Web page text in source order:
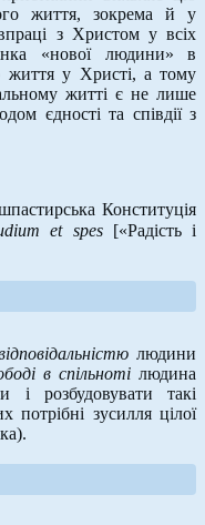
життя, зокрема й у
з Христом у всіх
«нової людини» в
життя у Христі, а тому
житті є не лише
єдності та співдії з
Конституція
et spes[«Радість і
людини
в спільноті людина
і розбудовувати такі
потрібні зусилля цілої